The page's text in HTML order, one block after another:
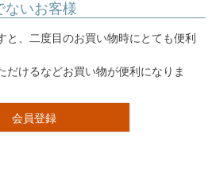
ないお客様
と、二度目のお買い物時にとても便利
だけるなどお買い物が便利になりま
会員登録